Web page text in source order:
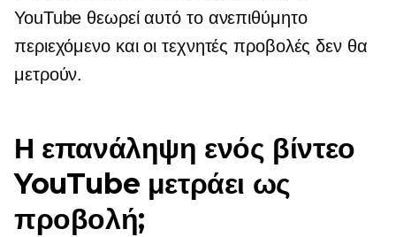
YouTube θεωρεί αυτό το ανεπιθύμητο
περιεχόμενο και οι τεχνητές προβολές δεν θα
μετρούν.
Η επανάληψη ενός βίντεο
YouTube μετράει ως
προβολή;